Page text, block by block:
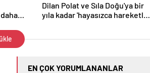
Dilan Polat ve Sıla Doğu'ya bir
yıla kadar 'hayasızca hareketler'
EN ÇOK YORUMLANANLAR